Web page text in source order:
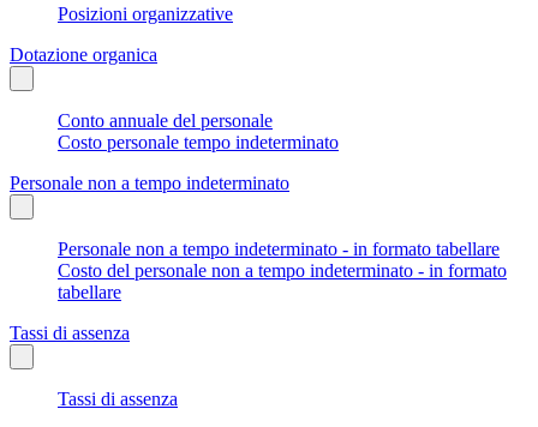
Posizioni organizzative
Dotazione organica
Conto annuale del personale
Costo personale tempo indeterminato
Personale non a tempo indeterminato
Personale non a tempo indeterminato - in formato tabellare
Costo del personale non a tempo indeterminato - in formato
tabellare
Tassi di assenza
Tassi di assenza